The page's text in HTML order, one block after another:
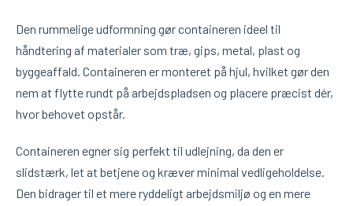
Den rummelige udformning gør containeren ideel til
håndtering af materialer som træ, gips, metal, plast og
byggeaffald. Containeren er monteret på hjul, hvilket gør den
nem at flytte rundt på arbejdspladsen og placere præcist dér,
hvor behovet opstår.
Containeren egner sig perfekt til udlejning, da den er
slidstærk, let at betjene og kræver minimal vedligeholdelse.
Den bidrager til et mere ryddeligt arbejdsmiljø og en mere